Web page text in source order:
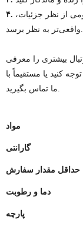
از نظر جزئیات،
واقعی‌تر به نظر برسد.
بیشتری را معرفی
کنید یا مستقیماً با
ما تماس بگیرید.
مواد
گارانتی
حداقل مقدار سفارش
دما و رطوبت
پارچه